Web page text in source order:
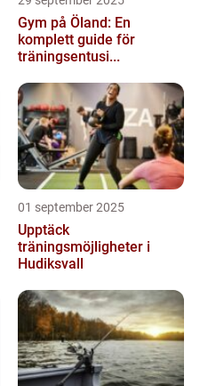
Gym på Öland: En
komplett guide för
träningsentusi...
01 september 2025
Upptäck
träningsmöjligheter i
Hudiksvall